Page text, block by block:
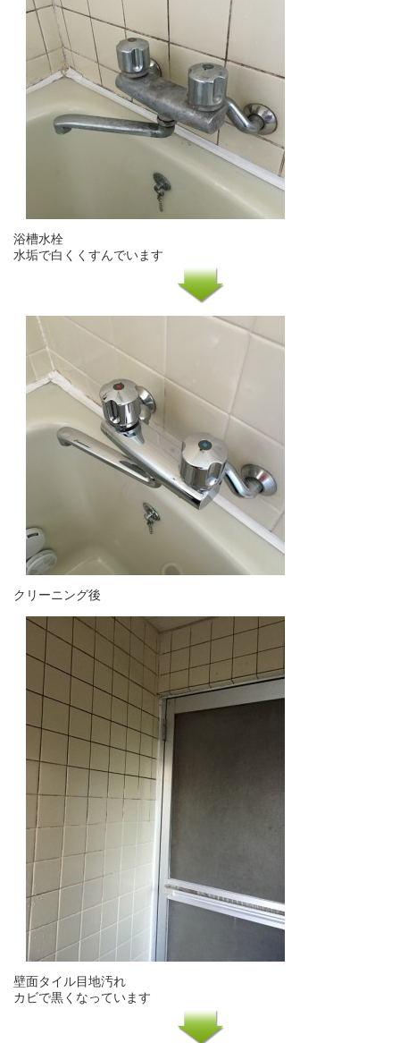
浴槽水栓
水垢で白くくすんでいます
クリーニング後
壁面タイル目地汚れ
カビで黒くなっています